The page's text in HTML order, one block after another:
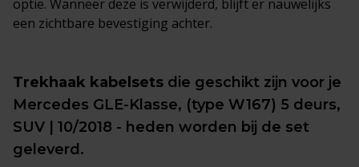
optie. Wanneer deze is verwijderd, blijft er nauwelijks
een zichtbare bevestiging achter.
Trekhaak kabelsets die geschikt zijn voor je
Mercedes GLE-Klasse, (type W167) 5 deurs,
SUV | 10/2018 - heden worden bij de set
geleverd.